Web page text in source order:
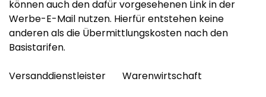
können auch den dafür vorgesehenen Link in der
Werbe-E-Mail nutzen. Hierfür entstehen keine
anderen als die Übermittlungskosten nach den
Basistarifen.
Versanddienstleister Warenwirtschaft